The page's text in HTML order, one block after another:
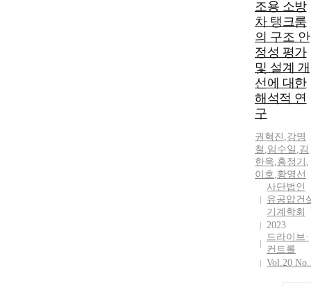
조용 소방
차 탱크룸
의 구조 안
정성 평가
및 설계 개
선에 대한
해석적 연
구
권혁진 ,강명
철 ,임수일 ,김
한욱,홍정기 ,
이호,황영선
사단법인
유공압건
기계학회
2023
드라이브·
컨트롤
Vol.20